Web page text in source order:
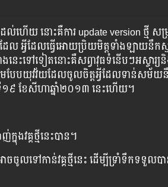
ហើយ នោះគឺការ update version ថ្មី ​សម្
ែល​ អ្វីដែល​​ធ្វើអោយ​​ប្រិយមិត្ត​ទាំងឡាយ​
នេះ​​ទៅ​​ទៀត​​នោះ​គឺ​​​សព្វាវុធ​​​​ទំនើបៗ​​​​អស្ចារ្យ​
ែបយុវវ័យដែលចូលចិត្ត​​អ្វីដែលទាន់សម័យ​
៩ ​ខែ​សីហាឆ្នាំ២០១៣ នេះ​ហើយ។
នុងវគ្គថ្មីនេះបាន។
ចូលទៅកាន់វគ្គថ្មីនេះ ដើម្បីទ្រាំទឹកទទួលប